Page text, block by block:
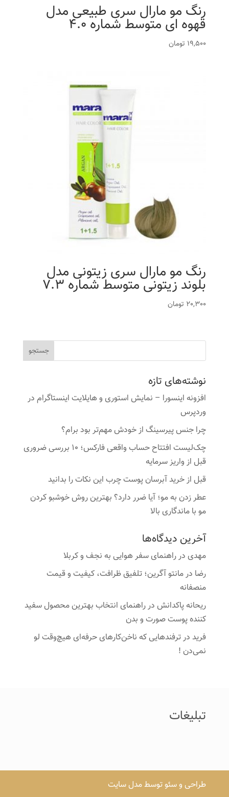
رنگ مو مارال سری طبیعی مدل
قهوه ای متوسط شماره 4.0
19,500 تومان
رنگ مو مارال سری زیتونی مدل
بلوند زیتونی متوسط شماره 7.3
20,300 تومان
نوشته‌های تازه
افزونه اینسورا – نمایش استوری و هایلایت اینستاگرام در
وردپرس
چرا جنس پیرسینگ از خودش مهم‌تر بود برام؟
چک‌لیست افتتاح حساب واقعی فارکس؛ ۱۰ بررسی ضروری
قبل از واریز سرمایه
قبل از خرید آبرسان پوست چرب این نکات را بدانید
عطر زدن به مو؛ آیا ضرر دارد؟ بهترین روش خوشبو کردن
مو با ماندگاری بالا
آخرین دیدگاه‌ها
مهدیدرراهنمای سفر هوایی به نجف و کربلا
رضا درمانتو آگرین؛ تلفیق ظرافت، کیفیت و قیمت
منصفانه
ریحانه پاکدانشدرراهنمای انتخاب بهترین محصول سفید
کننده پوست صورت و بدن
فریددرترفندهایی که ناخن‌کارهای حرفه‌ای هیچ‌وقت لو
نمی‌دن !
تبلیغات
طراحی و سئو توسط مدل سایت